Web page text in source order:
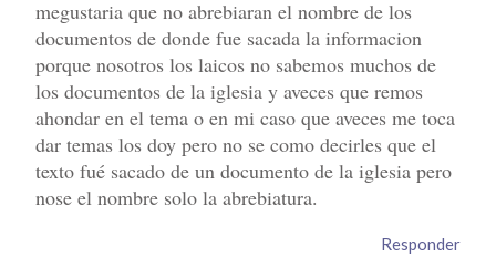
megustaria que no abrebiaran el nombre de los
documentos de donde fue sacada la informacion
porque nosotros los laicos no sabemos muchos de
los documentos de la iglesia y aveces que remos
ahondar en el tema o en mi caso que aveces me toca
dar temas los doy pero no se como decirles que el
texto fué sacado de un documento de la iglesia pero
nose el nombre solo la abrebiatura.
Responder